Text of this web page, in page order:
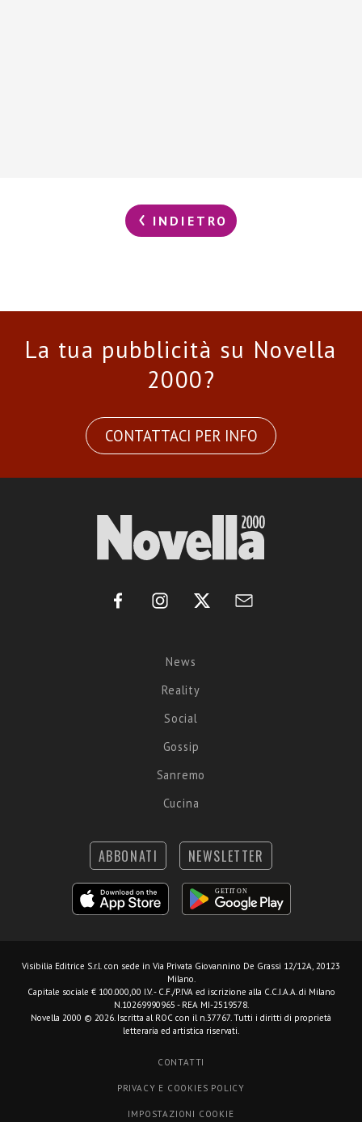
INDIETRO
La tua pubblicità su Novella
2000?
CONTATTACI PER INFO
News
Reality
Social
Gossip
Sanremo
Cucina
ABBONATI NEWSLETTER
Visibilia Editrice S.r.l. con sede in Via Privata Giovannino De Grassi 12/12A, 20123
Milano.
Capitale sociale € 100.000,00 I.V. - C.F./P.IVA ed iscrizione alla C.C.I.A.A. di Milano
N.10269990965 - REA MI-2519578.
Novella 2000 © 2026. Iscritta al ROC con il n.37767. Tutti i diritti di proprietà
letteraria ed artistica riservati.
CONTATTI
PRIVACY E COOKIES POLICY
IMPOSTAZIONI COOKIE